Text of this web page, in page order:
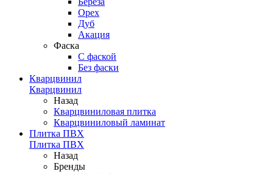
Орех
Дуб
Акация
Фаска
С фаской
Без фаски
Кварцвинил
Кварцвинил
Назад
Кварцвиниловая плитка
Кварцвиниловый ламинат
Плитка ПВХ
Плитка ПВХ
Назад
Бренды